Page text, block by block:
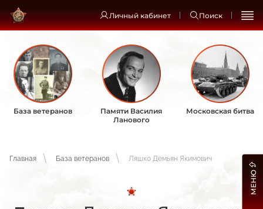
Личный кабинет Поиск
База ветеранов
Памяти Василия
Ланового
Московская битва
Главная База ветеранов Ляшко Демьян Якимович
МЕНЮ